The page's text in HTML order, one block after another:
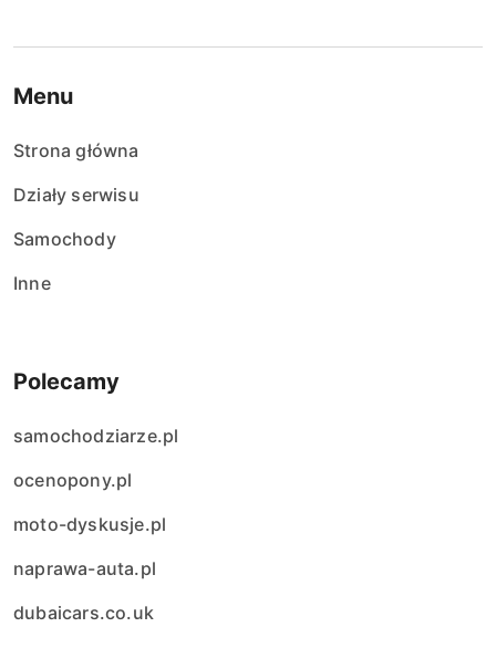
Menu
Strona główna
Działy serwisu
Samochody
Inne
Polecamy
samochodziarze.pl
ocenopony.pl
moto-dyskusje.pl
naprawa-auta.pl
dubaicars.co.uk